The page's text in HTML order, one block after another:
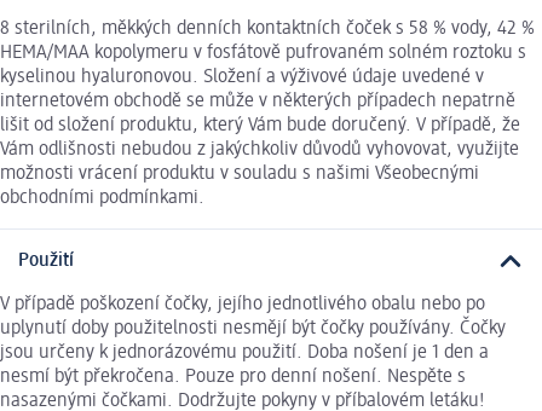
8 sterilních, měkkých denních kontaktních čoček s 58 % vody, 42 %
HEMA/MAA kopolymeru v fosfátově pufrovaném solném roztoku s
kyselinou hyaluronovou. Složení a výživové údaje uvedené v
internetovém obchodě se může v některých případech nepatrně
lišit od složení produktu, který Vám bude doručený. V případě, že
Vám odlišnosti nebudou z jakýchkoliv důvodů vyhovovat, využijte
možnosti vrácení produktu v souladu s našimi Všeobecnými
obchodními podmínkami.
Použití
V případě poškození čočky, jejího jednotlivého obalu nebo po
uplynutí doby použitelnosti nesmějí být čočky používány. Čočky
jsou určeny k jednorázovému použití. Doba nošení je 1 den a
nesmí být překročena. Pouze pro denní nošení. Nespěte s
nasazenými čočkami. Dodržujte pokyny v příbalovém letáku!